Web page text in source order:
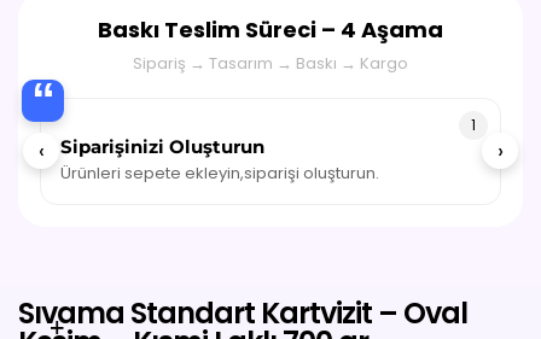
Baskı Teslim Süreci – 4 Aşama
Sipariş → Tasarım → Baskı → Kargo
‹
“ 1
Siparişinizi Oluşturun
Ürünleri sepete ekleyin,siparişi oluşturun.
›
Sıvama Standart Kartvizit – Oval